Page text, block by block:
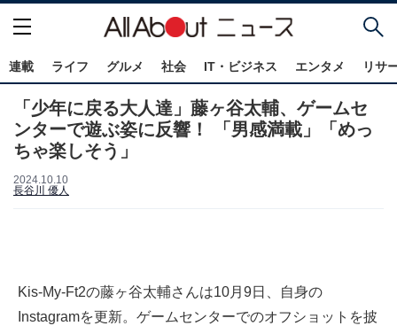
連載 ライフ グルメ 社会 IT・ビジネス エンタメ リサ
「少年に戻る大人達」藤ヶ谷太輔、ゲームセ
ンターで遊ぶ姿に反響！ 「男感満載」「めっ
ちゃ楽しそう」
2024.10.10
長谷川 優人
Kis-My-Ft2の藤ヶ谷太輔さんは10月9日、自身の
Instagramを更新。ゲームセンターでのオフショットを披